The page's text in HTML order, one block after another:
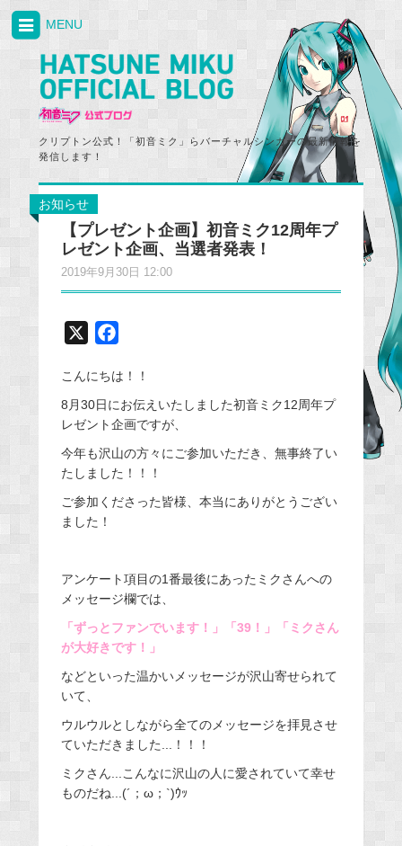
クリプトン公式！「初音ミク」らバーチャルシンガーの最新情報を
発信します！
MENU
お知らせ
【プレゼント企画】初音ミク12周年プ
レゼント企画、当選者発表！
2019年9月30日 12:00
c
e
b
o
o
k
こんにちは！！
8月30日にお伝えいたしました初音ミク12周年プ
レゼント企画ですが、
今年も沢山の方々にご参加いただき、無事終了い
たしました！！！
ご参加くださった皆様、本当にありがとうござい
ました！
アンケート項目の1番最後にあったミクさんへの
メッセージ欄では、
「ずっとファンでいます！」「39！」「ミクさん
が大好きです！」
などといった温かいメッセージが沢山寄せられて
いて、
ウルウルとしながら全てのメッセージを拝見させ
ていただきました...！！！
ミクさん...こんなに沢山の人に愛されていて幸せ
ものだね...(´；ω；`)ｳｯ